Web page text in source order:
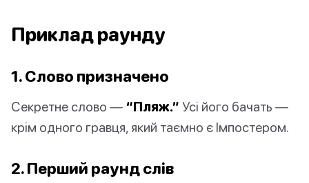
Приклад раунду
1. Слово призначено
Секретне слово — “Пляж.” Усі його бачать —
крім одного гравця, який таємно є Імпостером.
2. Перший раунд слів